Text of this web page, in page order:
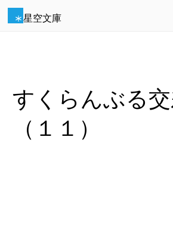
星空文庫
すくらんぶる
（１１）